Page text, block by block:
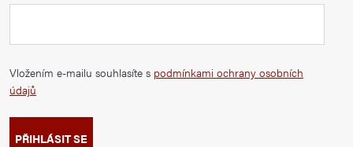
Vložením e-mailu souhlasíte s podmínkami ochrany osobních
údajů
PŘIHLÁSIT SE